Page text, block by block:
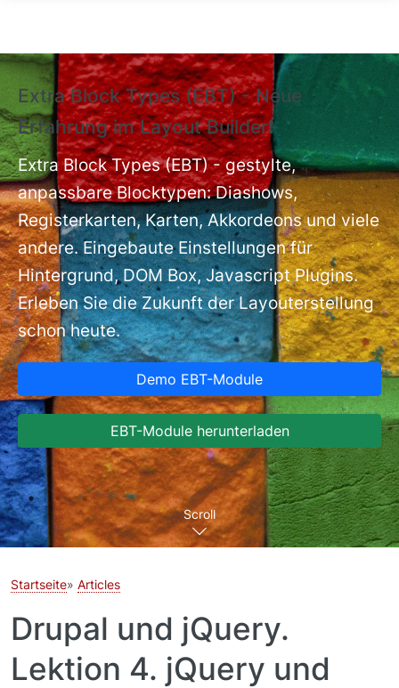
Extra Block Types (EBT) - Neue
Erfahrung im Layout Builder❗
Extra Block Types (EBT) - gestylte,
anpassbare Blocktypen: Diashows,
Registerkarten, Karten, Akkordeons und viele
andere. Eingebaute Einstellungen für
Hintergrund, DOM Box, Javascript Plugins.
Erleben Sie die Zukunft der Layouterstellung
schon heute.
Demo EBT-Module
EBT-Module herunterladen
Scroll
Startseite Articles
Drupal und jQuery.
Lektion 4. jQuery und